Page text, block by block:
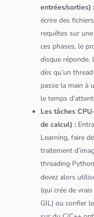
entrées/sorties) :
écrire des
requêtes sur une
ces phases, le
disque réponde.
dès qu’un
passe la main à
le temps
Les tâches
de calcul) :
Learning, faire
traitement
threading Python
devez alors
(qui crée de
GIL) ou confier